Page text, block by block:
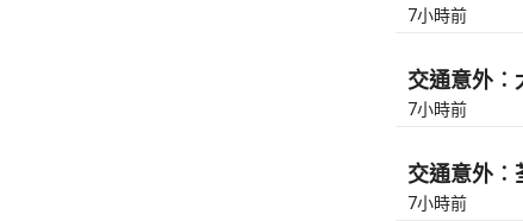
7小時前
交通意外︰
7小時前
交通意外︰
7小時前